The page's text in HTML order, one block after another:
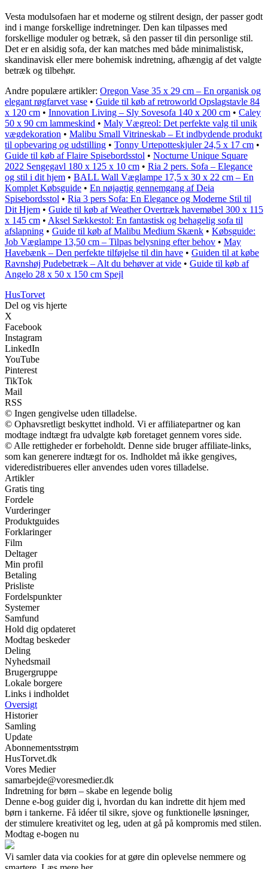
Vesta modulsofaen har et moderne og stilrent design, der passer godt
ind i mange forskellige indretninger. Den kan tilpasses med
forskellige moduler og betræk, så den passer til din personlige stil.
Det er en alsidig sofa, der kan matches med både minimalistisk,
skandinavisk eller mere bohemisk indretning, afhængig af det valgte
betræk og tilbehør.
Andre populære artikler: Oregon Vase 35 x 29 cm – En organisk og
elegant røgfarvet vase • Guide til køb af retroworld Opslagstavle 84
x 120 cm • Innovation Living – Sly Sovesofa 140 x 200 cm • Caley
50 x 90 cm lammeskind • Maly Vægreol: Det perfekte valg til unik
vægdekoration • Malibu Small Vitrineskab – Et indbydende produkt
til opbevaring og udstilling • Tonny Urtepotteskjuler 24,5 x 17 cm •
Guide til køb af Flaire Spisebordsstol • Nocturne Unique Square
2022 Sengegavl 180 x 125 x 10 cm • Ria 2 pers. Sofa – Elegance
og stil i dit hjem • BALL Wall Væglampe 17,5 x 30 x 22 cm – En
Komplet Købsguide • En nøjagtig gennemgang af Deia
Spisebordsstol • Ria 3 pers Sofa: En Elegance og Moderne Stil til
Dit Hjem • Guide til køb af Weather Overtræk havemøbel 300 x 115
x 145 cm • Aksel Sækkestol: En fantastisk og behagelig sofa til
afslapning • Guide til køb af Malibu Medium Skænk • Købsguide:
Job Væglampe 13,50 cm – Tilpas belysning efter behov • May
Havebænk – Den perfekte tilføjelse til din have • Guiden til at købe
Ravnshøj Pudebetræk – Alt du behøver at vide • Guide til køb af
Angelo 28 x 50 x 150 cm Spejl
HusTorvet
Del og vis hjerte
X
Facebook
Instagram
LinkedIn
YouTube
Pinterest
TikTok
Mail
RSS
© Ingen gengivelse uden tilladelse.
© Ophavsretligt beskyttet indhold. Vi er affiliatepartner og kan
modtage indtægt fra udvalgte køb foretaget gennem vores side.
© Alle rettigheder er forbeholdt. Denne side bruger affiliate-links,
som kan generere indtægt for os. Indholdet må ikke gengives,
videredistribueres eller anvendes uden vores tilladelse.
Artikler
Gratis ting
Fordele
Vurderinger
Produktguides
Forklaringer
Film
Deltager
Min profil
Betaling
Prisliste
Fordelspunkter
Systemer
Samfund
Hold dig opdateret
Modtag beskeder
Deling
Nyhedsmail
Brugergruppe
Lokale borgere
Links i indholdet
Oversigt
Historier
Samling
Update
Abonnementsstrøm
HusTorvet.dk
Vores Medier
samarbejde@voresmedier.dk
Indretning for børn – skabe en legende bolig
Denne e-bog guider dig i, hvordan du kan indrette dit hjem med
børn i tankerne. Få idéer til sikre, sjove og funktionelle løsninger,
der stimulere kreativitet og leg, uden at gå på kompromis med stilen.
Modtag e-bogen nu
Vi samler data via cookies for at gøre din oplevelse nemmere og